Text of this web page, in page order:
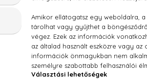
Dicaprylyl Carbonate, Cetearyl
SE, Ethylhexyl Triazone, Glycerin,
Undecane, Sucrose
9, Helianthus Annuus
Polysorbate 20, Dimethyl
Citric Acid, Disodium